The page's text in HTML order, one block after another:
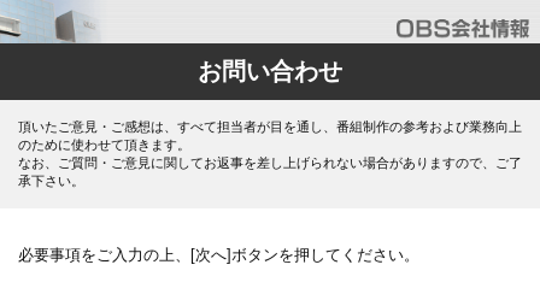
お問い合わせ
頂いたご意見・ご感想は、すべて担当者が目を通し、番組制作の参考および業務向上
のために使わせて頂きます。
なお、ご質問・ご意見に関してお返事を差し上げられない場合がありますので、ご了
承下さい。
必要事項をご入力の上、[次へ]ボタンを押してください。